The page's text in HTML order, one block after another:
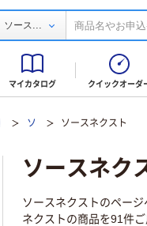
ソース...
マイカタログ クイックオーダ
ソ ソースネクスト
ソースネク
ソースネクストのページ
ネクストの商品を91件ご